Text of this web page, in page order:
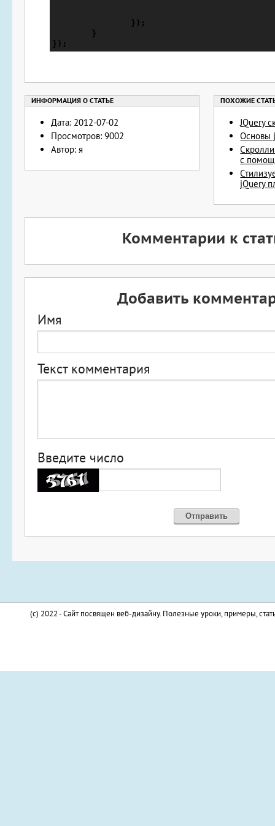
Дата: 2012-07-02
Просмотров: 9002
Автор: я
JQuery
Основы
с
jQuery
Комментарии к
Добавить
Имя
Текст комментария
Введите число
(c) 2022 - Сайт посвящен веб-дизайну. Полезные уроки, примеры,